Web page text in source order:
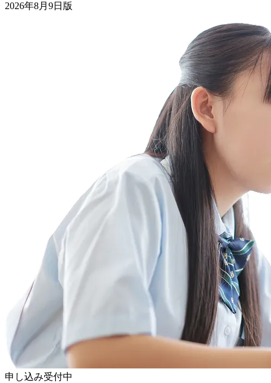
2026年8月9日版
申し込み受付中